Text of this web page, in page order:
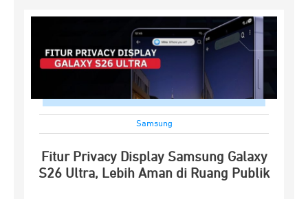
Samsung
Fitur Privacy Display Samsung Galaxy
S26 Ultra, Lebih Aman di Ruang Publik